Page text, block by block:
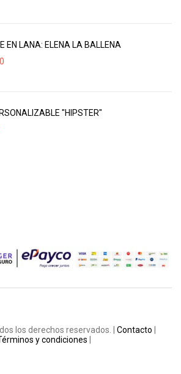
EN LANA: ELENA LA BALLENA
"HIPSTER"
los derechos reservados. | Contacto
y condiciones